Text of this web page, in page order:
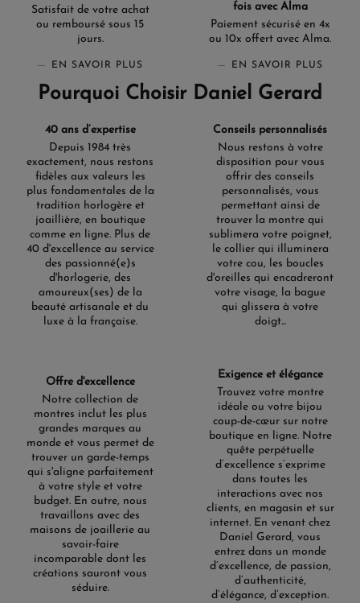
Satisfait de votre achat
ou remboursé sous 15
jours.
EN SAVOIR PLUS
fois avec Alma
Paiement sécurisé en 4x
ou 10x offert avec Alma.
EN SAVOIR PLUS
Pourquoi Choisir Daniel Gerard
40 ans d’expertise
Depuis 1984 très
exactement, nous restons
fidèles aux valeurs les
plus fondamentales de la
tradition horlogère et
joaillière, en boutique
comme en ligne. Plus de
40 d'excellence au service
des passionné(e)s
d'horlogerie, des
amoureux(ses) de la
beauté artisanale et du
luxe à la française.
Conseils personnalisés
Nous restons à votre
disposition pour vous
offrir des conseils
personnalisés, vous
permettant ainsi de
trouver la montre qui
sublimera votre poignet,
le collier qui illuminera
votre cou, les boucles
d'oreilles qui encadreront
votre visage, la bague
qui glissera à votre
doigt...
Offre d'excellence
Notre collection de
montres inclut les plus
grandes marques au
monde et vous permet de
trouver un garde-temps
qui s'aligne parfaitement
à votre style et votre
budget. En outre, nous
travaillons avec des
maisons de joaillerie au
savoir-faire
incomparable dont les
créations sauront vous
séduire.
Exigence et élégance
Trouvez votre montre
idéale ou votre bijou
coup-de-cœur sur notre
boutique en ligne. Notre
quête perpétuelle
d’excellence s’exprime
dans toutes les
interactions avec nos
clients, en magasin et sur
internet. En venant chez
Daniel Gerard, vous
entrez dans un monde
d’excellence, de passion,
d’authenticité,
d’élégance, d’exception.